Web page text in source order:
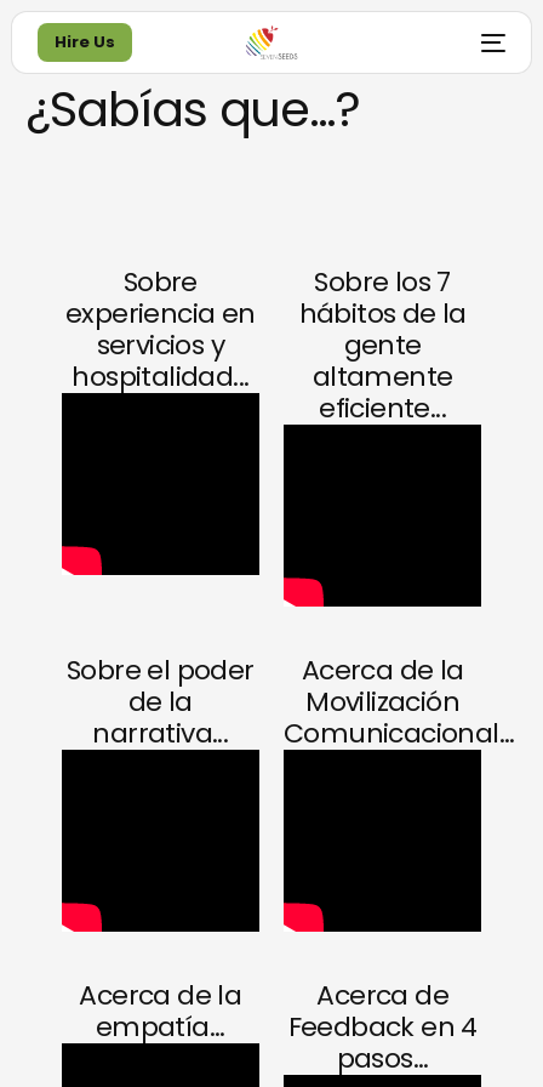
Hire Us
Hire Us
¿Sabías que…?
Sobre
experiencia en
servicios y
hospitalidad...
Sobre los 7
hábitos de la
gente
altamente
eficiente...
Sobre el poder
de la
narrativa...
Acerca de la
Movilización
Comunicacional...
Acerca de la
empatía...
Acerca de
Feedback en 4
pasos...